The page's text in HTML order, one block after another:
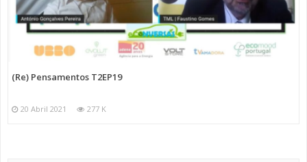
(Re) Pensamentos T2EP19
20 Abril 2021 277 K